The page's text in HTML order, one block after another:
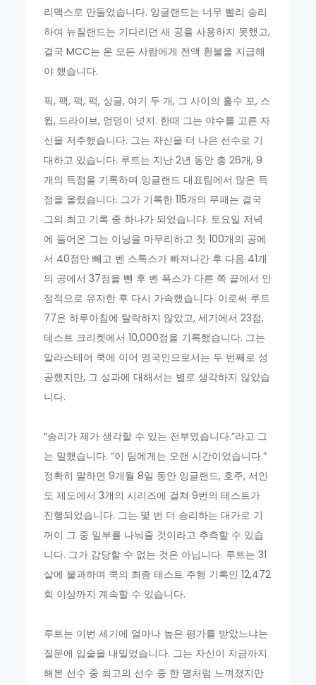
리맥스로 만들었습니다. 잉글랜드는 너무 빨리 승리
하여 뉴질랜드는 기다리던 새 공을 사용하지 못했고,
결국 MCC는 온 모든 사람에게 전액 환불을 지급해
야 했습니다.
픽, 팩, 퍽, 퍽, 싱글, 여기 두 개, 그 사이의 홀수 포, 스
윕, 드라이브, 엉덩이 넛지. 한때 그는 야수를 고른 자
신을 저주했습니다. 그는 자신을 더 나은 선수로 기
대하고 있습니다. 루트는 지난 2년 동안 총 26개, 9
개의 득점을 기록하며 잉글랜드 대표팀에서 많은 득
점을 올렸습니다. 그가 기록한 115개의 무패는 결국
그의 최고 기록 중 하나가 되었습니다. 토요일 저녁
에 들어온 그는 이닝을 마무리하고 첫 100개의 공에
서 40점만 빼고 벤 스톡스가 빠져나간 후 다음 41개
의 공에서 37점을 뺀 후 벤 폭스가 다른 쪽 끝에서 안
정적으로 유지한 후 다시 가속했습니다. 이로써 루트
77은 하루아침에 탈락하지 않았고, 세기에서 23점,
테스트 크리켓에서 10,000점을 기록했습니다. 그는
알라스테어 쿡에 이어 영국인으로서는 두 번째로 성
공했지만, 그 성과에 대해서는 별로 생각하지 않았습
니다.
“승리가 제가 생각할 수 있는 전부였습니다.”라고 그
는 말했습니다. “이 팀에게는 오랜 시간이었습니다.”
정확히 말하면 9개월 8일 동안 잉글랜드, 호주, 서인
도 제도에서 3개의 시리즈에 걸쳐 9번의 테스트가
진행되었습니다. 그는 몇 번 더 승리하는 대가로 기
꺼이 그 중 일부를 나눠줄 것이라고 추측할 수 있습
니다. 그가 감당할 수 없는 것은 아닙니다. 루트는 31
살에 불과하며 쿡의 최종 테스트 주행 기록인 12,472
회 이상까지 계속할 수 있습니다.
루트는 이번 세기에 얼마나 높은 평가를 받았느냐는
질문에 입술을 내밀었습니다. 그는 자신이 지금까지
해본 선수 중 최고의 선수 중 한 명처럼 느껴졌지만